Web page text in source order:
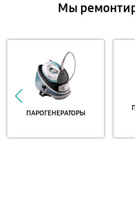
Мы
ПАРОГЕНЕРАТОРЫ